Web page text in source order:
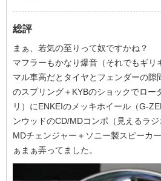
総評
まぁ、若気の至りって奴ですかね？
マフラーもかなり爆音（それでもギリ
マル車高だとタイヤとフェンダーの隙
のスプリング＋KYBのショックでロー
リ）にENKEIのメッキホイール（G-
ンウッドのCD/MDコンポ（見えるラ
MDチェンジャー＋ソニー製スピーカ
ぁまぁ弄ってました。